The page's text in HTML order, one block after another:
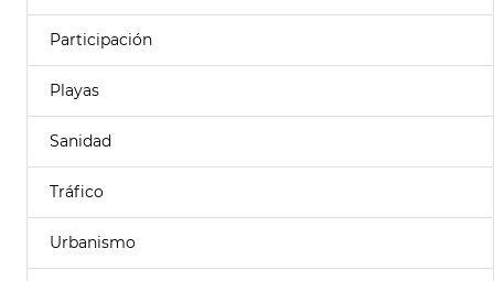
Participación
Playas
Sanidad
Tráfico
Urbanismo